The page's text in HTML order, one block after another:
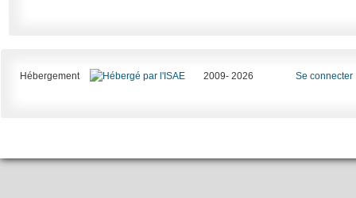
Hébergement 2009- 2026 Se connecter